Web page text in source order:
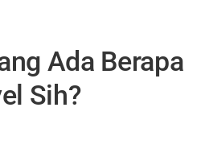
Ada Berapa
Sih?